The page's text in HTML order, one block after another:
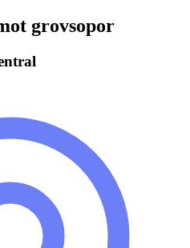
grovsopor